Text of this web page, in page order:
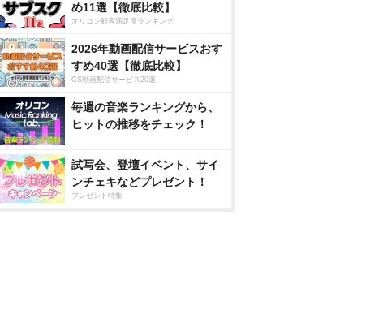
め11選【徹底比較】
オリコン顧客満足度ランキング
2026年動画配信サービスおす
すめ40選【徹底比較】
CS動画配信サービス20選
毎週の音楽ランキングから、
ヒットの推移をチェック！
試写会、登壇イベント、サイ
ンチェキなどプレゼント！
プレゼント特集